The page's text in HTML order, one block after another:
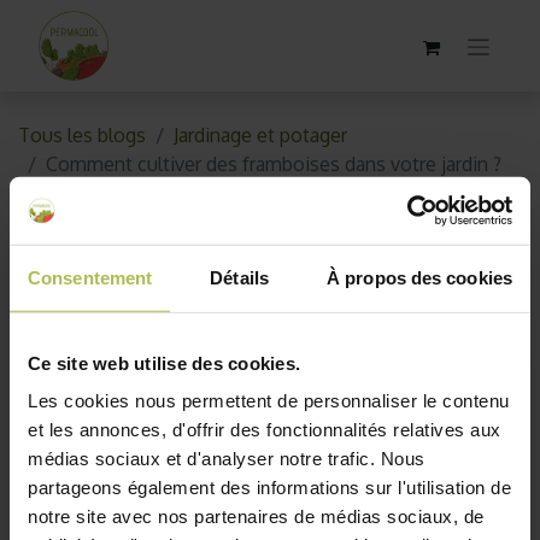
Consentement Détails À propos des cookies
Ce site web utilise des cookies.
Les cookies nous permettent de personnaliser le contenu
et les annonces, d'offrir des fonctionnalités relatives aux
médias sociaux et d'analyser notre trafic. Nous
partageons également des informations sur l'utilisation de
notre site avec nos partenaires de médias sociaux, de
Tous les blogs
Jardinage et potager
Comment cultiver des framboises dans votre jardin ?
Comment cultiver des
framboises dans votre jardin ?